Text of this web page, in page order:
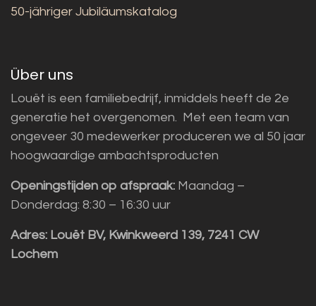
50-jähriger Jubiläumskatalog
Über uns
Louët is een familiebedrijf, inmiddels heeft de 2e
generatie het overgenomen. Met een team van
ongeveer 30 medewerker produceren we al 50 jaar
hoogwaardige ambachtsproducten
Openingstijden op afspraak: Maandag –
Donderdag: 8:30 – 16:30 uur
Adres: Louët BV, Kwinkweerd 139, 7241 CW
Lochem